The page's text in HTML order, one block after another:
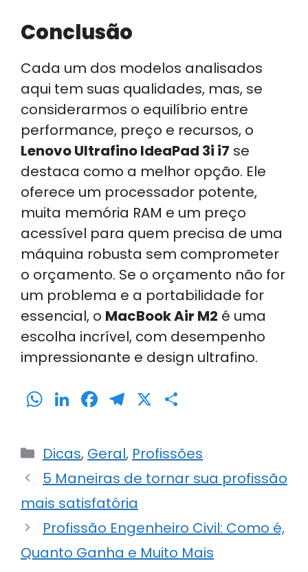
Conclusão
Cada um dos modelos analisados
aqui tem suas qualidades, mas, se
considerarmos o equilíbrio entre
performance, preço e recursos, o
Lenovo Ultrafino IdeaPad 3i i7 se
destaca como a melhor opção. Ele
oferece um processador potente,
muita memória RAM e um preço
acessível para quem precisa de uma
máquina robusta sem comprometer
o orçamento. Se o orçamento não for
um problema e a portabilidade for
essencial, o MacBook Air M2 é uma
escolha incrível, com desempenho
impressionante e design ultrafino.
W
a
ts
A
p
p
Li
k
e
dI
n
F
c
e
b
o
o
k
T
e
gr
a
m
X
ar
e
Categorias
Dicas, Geral, Profissões
5 Maneiras de tornar sua profissão
mais satisfatória
Profissão Engenheiro Civil: Como é,
Quanto Ganha e Muito Mais